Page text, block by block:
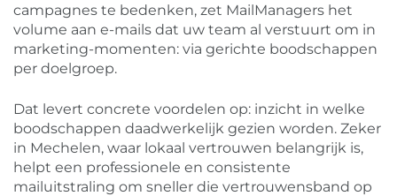
campagnes te bedenken, zet MailManagers het
volume aan e-mails dat uw team al verstuurt om in
marketing-momenten: via gerichte boodschappen
per doelgroep.
Dat levert concrete voordelen op: inzicht in welke
boodschappen daadwerkelijk gezien worden. Zeker
in Mechelen, waar lokaal vertrouwen belangrijk is,
helpt een professionele en consistente
mailuitstraling om sneller die vertrouwensband op